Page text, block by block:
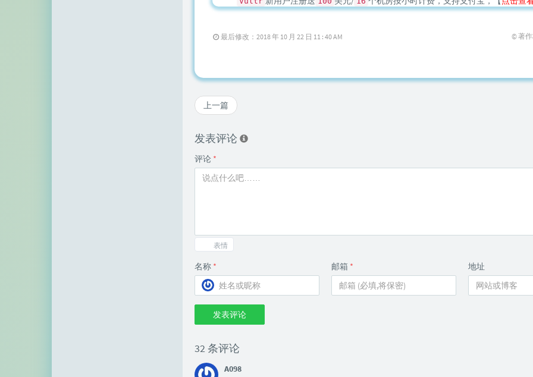
最后修改：2018 年 10 月 22 日 11 : 40 AM © 著
上一篇
发表评论
评论 *
表情
名称 * 邮箱 * 地址
发表评论
32 条评论
A098